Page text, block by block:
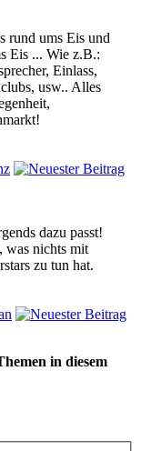
rund ums Eis und
Eis ... Wie z.B.:
Einlass,
usw.. Alles
dazu passt!
was nichts mit
zu tun hat.
in diesem